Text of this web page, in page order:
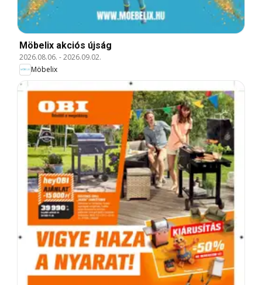
Möbelix akciós újság
2026.08.06. -2026.09.02.
Möbelix